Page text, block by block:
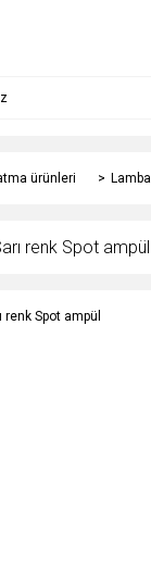
ürünleri Lamba
renk Spot ampül